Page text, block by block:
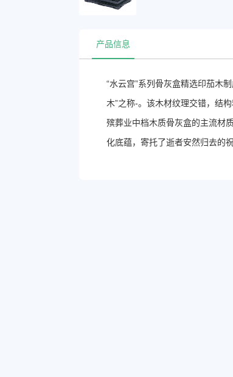
产品信息
“水云宫”系列骨灰盒精选印茄木
木”之称-。该木材纹理交错，结
殡葬业中档木质骨灰盒的主流材
化底蕴，寄托了逝者安然归去的祝